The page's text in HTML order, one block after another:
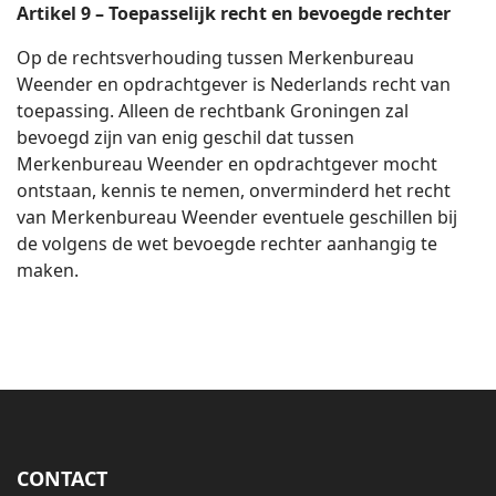
Artikel 9 – Toepasselijk recht en bevoegde rechter
Op de rechtsverhouding tussen Merkenbureau
Weender en opdrachtgever is Nederlands recht van
toepassing. Alleen de rechtbank Groningen zal
bevoegd zijn van enig geschil dat tussen
Merkenbureau Weender en opdrachtgever mocht
ontstaan, kennis te nemen, onverminderd het recht
van Merkenbureau Weender eventuele geschillen bij
de volgens de wet bevoegde rechter aanhangig te
maken.
CONTACT